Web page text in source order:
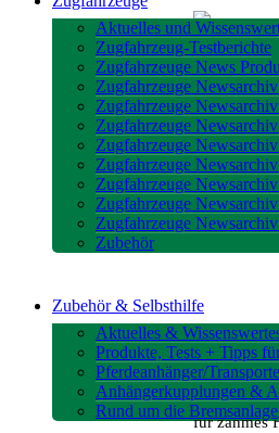
Aktuelles und
Zugfahrzeug-Testberichte
Zugfahrzeuge News
Zugfahrzeuge
Zugfahrzeuge
Zugfahrzeuge
Zugfahrzeuge
Zugfahrzeuge
Zugfahrzeuge
Zugfahrzeuge
Zugfahrzeuge
Zubehör
Zubehör & Selbsthilfe
Aktuelles &
Produkte, Tests + Tipps
Pferdeanhänger/
Anhängerkupplungen &
Rund um die Bremsanlage
Besteigen
für zahmes